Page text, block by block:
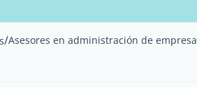
/Asesores en administración de empresa